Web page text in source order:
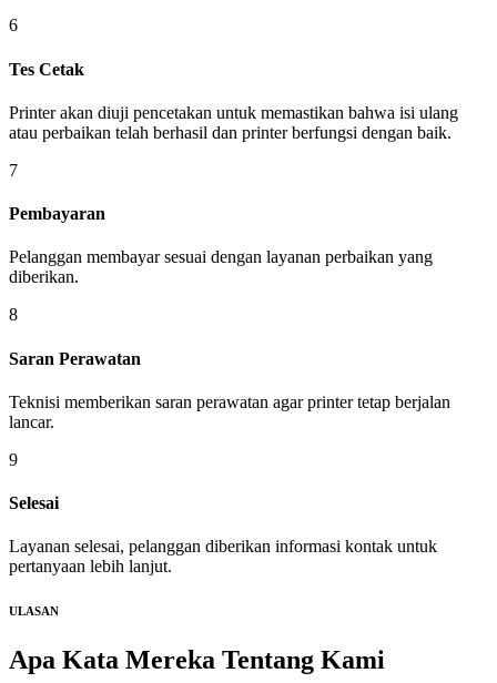
6
Tes Cetak
Printer akan diuji pencetakan untuk memastikan bahwa isi ulang
atau perbaikan telah berhasil dan printer berfungsi dengan baik.
7
Pembayaran
Pelanggan membayar sesuai dengan layanan perbaikan yang
diberikan.
8
Saran Perawatan
Teknisi memberikan saran perawatan agar printer tetap berjalan
lancar.
9
Selesai
Layanan selesai, pelanggan diberikan informasi kontak untuk
pertanyaan lebih lanjut.
ULASAN
Apa Kata Mereka Tentang Kami